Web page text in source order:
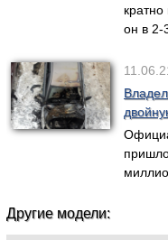
он в 2-
Другие модели: